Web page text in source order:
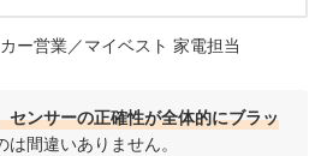
ー営業／マイベスト 家電担当
センサーの正確性が全体的にブラッ
は間違いありません。